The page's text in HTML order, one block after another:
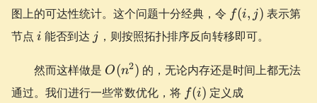
图上的可达性统计。这个问题十分经典，令 f(i,
f(i, j) 表示第
节点 i
i 能否到达 jj ，则按照拓扑排序反向转移即可。
然而这样做是 O(n^2)
O(n2) 的，无论内存还是时间上都无法
通过。我们进行一些常数优化，将 f(i)
f(i) 定义成